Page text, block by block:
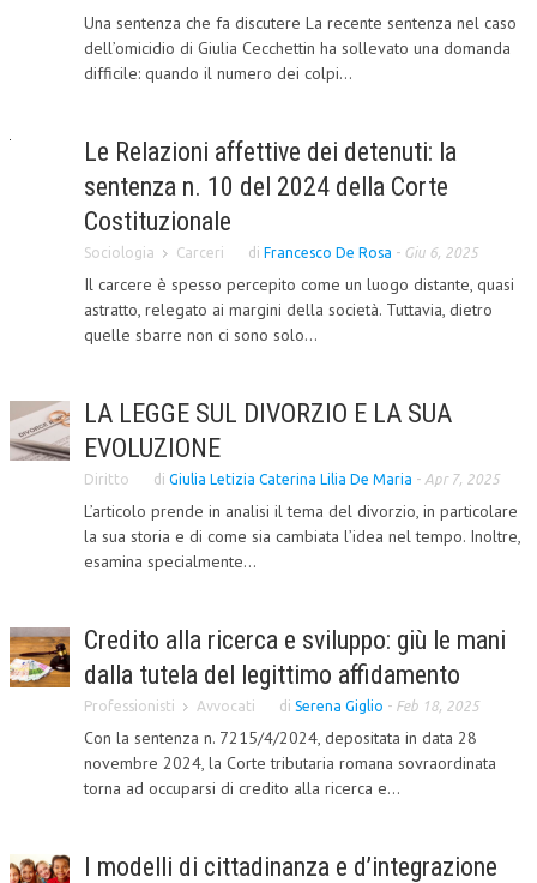
TREASURY IN FINANCIAL SERVICES
SVILUPPO SOSTENIBILE
PERSONA E CITTÀ
L’UMANISTA
DIRITTO
DIRITTO PENALE D’IMPRESA
DIRITTO DEL WEB
DIRITTO DELLE IMPRESE IN CRISI
SICUREZZA SUL LAVORO
DIRITTO TRIBUTARIO
FISCALITÀ INTERNAZIONALE
CRIMINOLOGIA TRIBUTARIA
TRANSFER PRICING
Una sentenza che fa discutere La recente sentenza nel caso
dell’omicidio di Giulia Cecchettin ha sollevato una domanda
difficile: quando il numero dei colpi...
Le Relazioni affettive dei detenuti: la
sentenza n. 10 del 2024 della Corte
Costituzionale
Sociologia Carceri di Francesco De Rosa - Giu 6, 2025
Il carcere è spesso percepito come un luogo distante, quasi
astratto, relegato ai margini della società. Tuttavia, dietro
quelle sbarre non ci sono solo...
LA LEGGE SUL DIVORZIO E LA SUA
EVOLUZIONE
Diritto di Giulia Letizia Caterina Lilia De Maria - Apr 7, 2025
L’articolo prende in analisi il tema del divorzio, in particolare
la sua storia e di come sia cambiata l’idea nel tempo. Inoltre,
esamina specialmente...
Credito alla ricerca e sviluppo: giù le mani
dalla tutela del legittimo affidamento
Professionisti Avvocati di Serena Giglio - Feb 18, 2025
Con la sentenza n. 7215/4/2024, depositata in data 28
novembre 2024, la Corte tributaria romana sovraordinata
torna ad occuparsi di credito alla ricerca e...
I modelli di cittadinanza e d’integrazione